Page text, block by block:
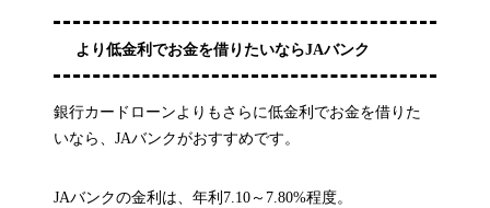
より低金利でお金を借りたいならJAバンク
銀行カードローンよりもさらに低金利でお金を借りた
いなら、JAバンクがおすすめです。
JAバンクの金利は、年利7.10～7.80%程度。